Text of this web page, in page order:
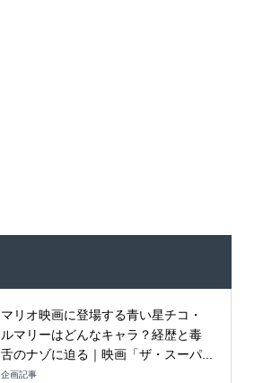
マリオ映画に登場する青い星チコ・
ルマリーはどんなキャラ？経歴と毒
舌のナゾに迫る｜映画「ザ・スーパ...
企画記事